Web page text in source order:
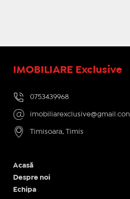
IMOBILIARE Exclusive
0753439968
imobiliarexclusive@gmail.con
Timisoara, Timis
Acasă
Despre noi
Echipa